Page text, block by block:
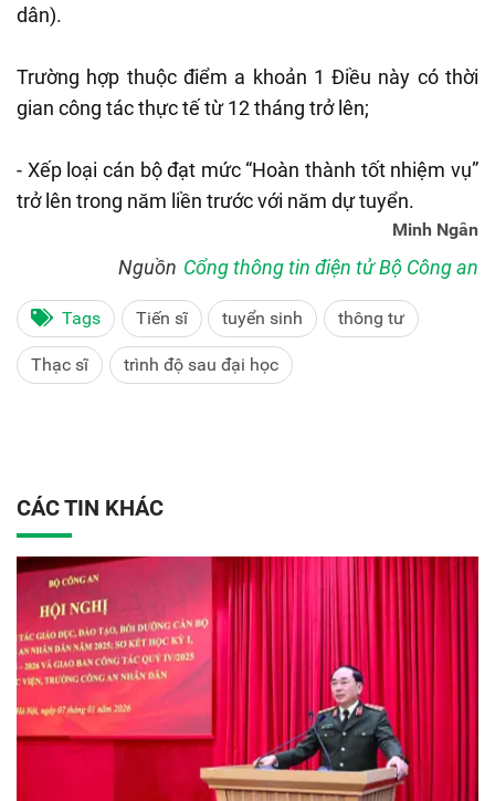
dân).
Trường hợp thuộc điểm a khoản 1 Điều này có thời
gian công tác thực tế từ 12 tháng trở lên;
- Xếp loại cán bộ đạt mức “Hoàn thành tốt nhiệm vụ”
trở lên trong năm liền trước với năm dự tuyển.
Minh Ngân
Nguồn Cổng thông tin điện tử Bộ Công an
Tags Tiến sĩ tuyển sinh thông tư
Thạc sĩ trình độ sau đại học
CÁC TIN KHÁC